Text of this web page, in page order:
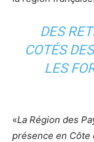
DES
COTÉS
LES
«La Région des
présence en Côte